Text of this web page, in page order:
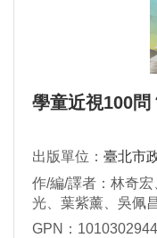
學童近視100問
出版單位： 臺北市
作/編/譯者：林奇
光、葉紫薰、吳佩
子宏、林莉茹、紀
GPN：1010302944